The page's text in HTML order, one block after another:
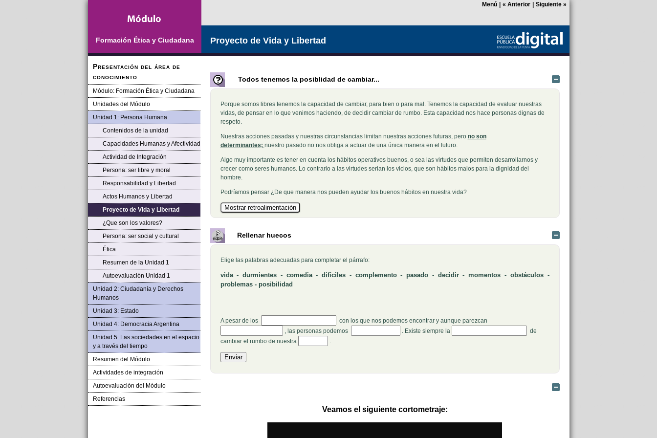
Formación Ética y Ciudadana
Presentación del área de
conocimiento
Módulo: Formación Ética y Ciudadana
Unidades del Módulo
Unidad 1: Persona Humana
Contenidos de la unidad
Capacidades Humanas y Afectividad
Actividad de Integración
Persona: ser libre y moral
Responsabilidad y Libertad
Actos Humanos y Libertad
Proyecto de Vida y Libertad
¿Que son los valores?
Persona: ser social y cultural
Ética
Resumen de la Unidad 1
Autoevaluación Unidad 1
Unidad 2: Ciudadanía y Derechos
Humanos
Unidad 3: Estado
Unidad 4: Democracia Argentina
Unidad 5. Las sociedades en el espacio
y a través del tiempo
Resumen del Módulo
Actividades de integración
Autoevaluación del Módulo
Referencias
Menú « Anterior Siguiente»
Proyecto de Vida y Libertad
Todos tenemos la posiblidad de cambiar...
Porque somos libres tenemos la capacidad de cambiar, para bien o para mal. Tenemos la capacidad de evaluar nuestras
vidas, de pensar en lo que venimos haciendo, de decidir cambiar de rumbo. Esta capacidad nos hace personas dignas de
respeto.
Nuestras acciones pasadas y nuestras circunstancias limitan nuestras acciones futuras, pero no son
determinantes; nuestro pasado no nos obliga a actuar de una única manera en el futuro.
Algo muy importante es tener en cuenta los hábitos operativos buenos, o sea las virtudes que permiten desarrollarnos y
crecer como seres humanos. Lo contrario a las virtudes serian los vicios, que son hábitos malos para la dignidad del
hombre.
Podríamos pensar ¿De que manera nos pueden ayudar los buenos hábitos en nuestra vida?
Rellenar huecos
Elige las palabras adecuadas para completar el párrafo:
vida - durmientes - comedia - difíciles - complemento - pasado - decidir - momentos - obstáculos -
problemas - posibilidad
A pesar de los con los que nos podemos encontrar y aunque parezcan
, las personas podemos
Rellenar huecos (3):. Existe siempre la
de
cambiar el rumbo de nuestra
.
Veamos el siguiente cortometraje: